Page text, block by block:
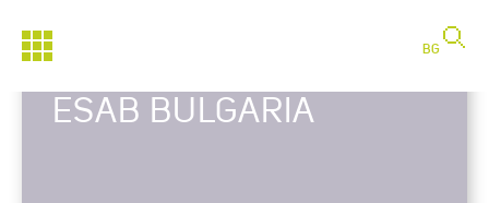
BG
ESAB BULGARIA